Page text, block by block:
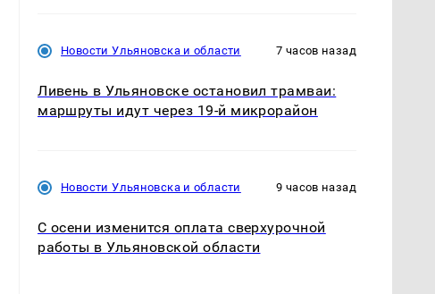
Новости Ульяновска и области 7 часов назад
Ливень в Ульяновске остановил трамваи:
маршруты идут через 19-й микрорайон
Новости Ульяновска и области 9 часов назад
С осени изменится оплата сверхурочной
работы в Ульяновской области